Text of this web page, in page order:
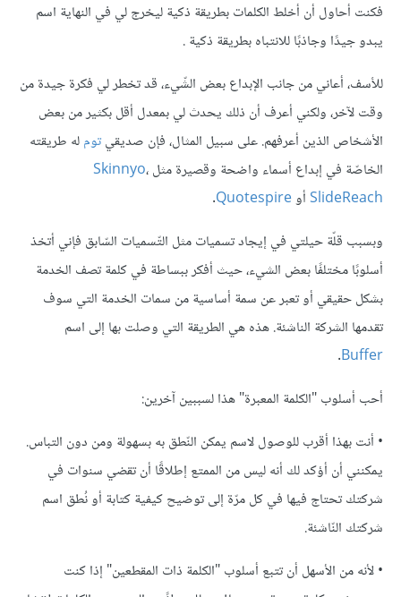
فكنت أحاول أن أخلط الكلمات بطريقة ذكية ليخرج لي في النهاية اسم
يبدو جيدًا وجاذبًا للانتباه بطريقة ذكية .
للأسف، أعاني من جانب الإبداع بعض الشّيء، قد تخطر لي فكرة جيدة من
وقت لآخر، ولكني أعرف أن ذلك يحدث لي بمعدل أقل بكثير من بعض
الأشخاص الذين أعرفهم. على سبيل المثال، فإن صديقيتومله طريقته
الخاصّة في إبداع أسماء واضحة وقصيرة مثل Skinnyo،
SlideReachأوQuotespire
.
وبسبب قلّة حيلتي في إيجاد تسميات مثل التّسميات السّابق فإني أتخذ
أسلوبًا مختلفًا بعض الشيء، حيث أفكر ببساطة في كلمة تصف الخدمة
بشكل حقيقي أو تعبر عن سمة أساسية من سمات الخدمة التي سوف
تقدمها الشركة الناشئة. هذه هي الطريقة التي وصلت بها إلى اسم
Buffer
.
أحب أسلوب "الكلمة المعبرة" هذا لسببين آخرين:
• أنت بهذا أقرب للوصول لاسم يمكن النّطق به بسهولة ومن دون التباس.
يمكنني أن أؤكد لك أنه ليس من الممتع إطلاقًا أن تقضي سنوات في
شركتك تحتاج فيها في كل مرّة إلى توضيح كيفية كتابة أو نُطق اسم
شركتك النّاشئة.
• لأنه من الأسهل أن تتبع أسلوب "الكلمة ذات المقطعين" إذا كنت